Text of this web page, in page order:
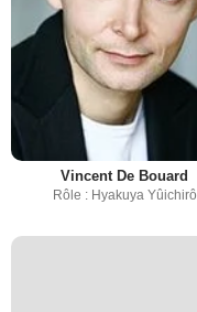
Vincent De Bouard
Rôle : Hyakuya Yûichirô